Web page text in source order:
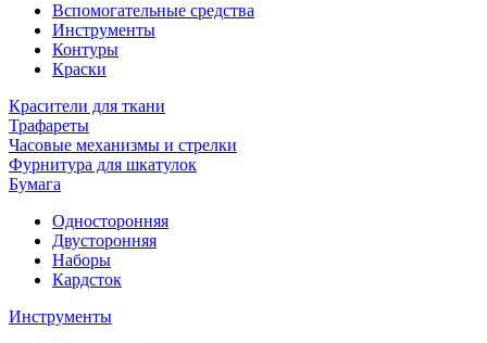
Вспомогательные средства
Инструменты
Контуры
Краски
Красители для ткани
Трафареты
Часовые механизмы и стрелки
Фурнитура для шкатулок
Бумага
Односторонняя
Двусторонняя
Наборы
Кардсток
Инструменты